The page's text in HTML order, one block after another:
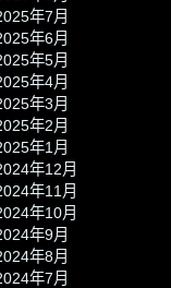
年7月
年6月
年5月
年4月
年3月
年2月
年1月
年12月
年11月
年10月
年9月
年8月
年7月